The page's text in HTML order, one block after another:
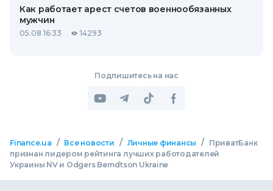
Как работает арест счетов военнообязанных
мужчин
05.08 16:33 14293
Подпишитесь на нас
Finance.ua / Все новости / Личные финансы /
ПриватБанк
признан лидером рейтинга лучших работодателей
Украины NV и Odgers Berndtson Ukraine